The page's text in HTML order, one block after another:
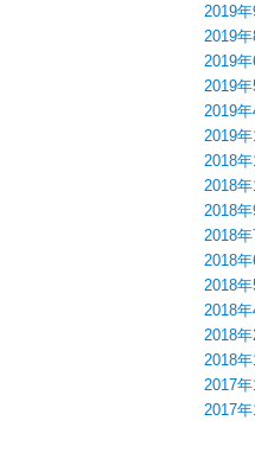
2019年
2019年
2019年
2019年
2019年
2019年
2018年
2018年
2018年
2018年
2018年
2018年
2018年
2018年
2018年
2017年
2017年